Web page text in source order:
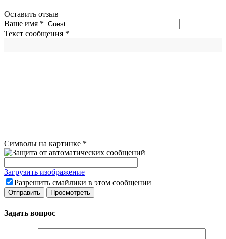
Оставить отзыв
Ваше имя *
Текст сообщения *
Символы на картинке *
Загрузить изображение
Разрешить смайлики в этом сообщении
Задать вопрос